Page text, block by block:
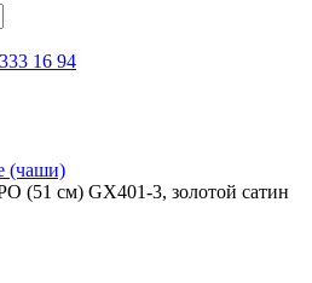
16 94
(чаши)
(51 см) GX401-3, золотой сатин